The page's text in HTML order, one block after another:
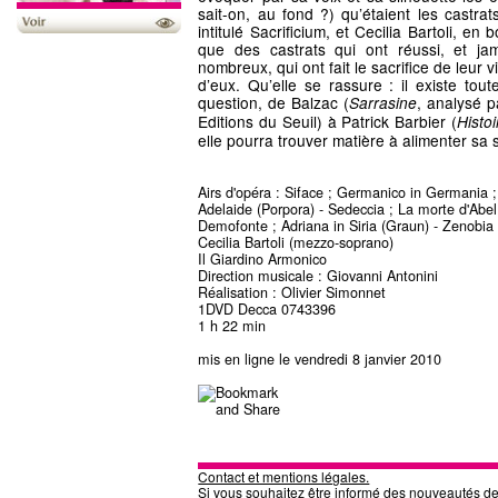
sait-on, au fond ?) qu’étaient les
intitulé Sacrificium, et Cecilia Bartoli, en
que des castrats qui ont réussi, et
nombreux, qui ont fait le sacrifice de leur
d’eux. Qu’elle se rassure : il existe
question, de Balzac (Sarrasine, analysé
Editions du Seuil) à Patrick Barbier (
elle pourra trouver matière à alimenter sa
Airs d'opéra : Siface ; Germanico in Germania
Adelaide (Porpora) - Sedeccia ; La morte
Demofonte ; Adriana in Siria (Graun) -
Cecilia Bartoli (mezzo-soprano)
Il Giardino Armonico
Direction musicale : Giovanni Antonini
Réalisation : Olivier Simonnet
1DVD Decca 0743396
1 h 22 min
mis en ligne le vendredi 8 janvier 2010
Contact et mentions légales.
Si vous souhaitez être informé des nouveautés